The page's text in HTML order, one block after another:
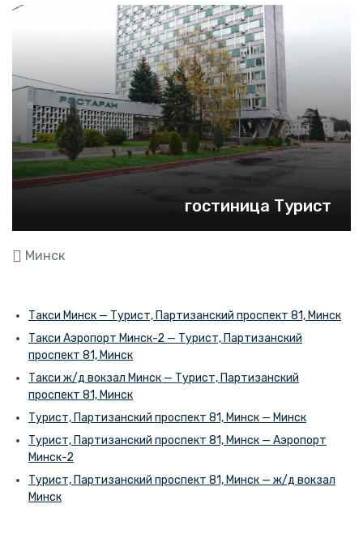
гостиница Турист
Минск
Такси Минск — Турист, Партизанский проспект 81, Минск
Такси Аэропорт Минск-2 — Турист, Партизанский
проспект 81, Минск
Такси ж/д вокзал Минск — Турист, Партизанский
проспект 81, Минск
Турист, Партизанский проспект 81, Минск — Минск
Турист, Партизанский проспект 81, Минск — Аэропорт
Минск-2
Турист, Партизанский проспект 81, Минск — ж/д вокзал
Минск